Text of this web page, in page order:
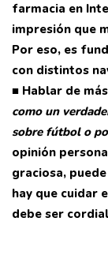
farmacia en
impresión que
Por eso, es
con distintos
■ Hablar de
como un
sobre fútbol o
opinión
graciosa,
hay que cuidar
debe ser